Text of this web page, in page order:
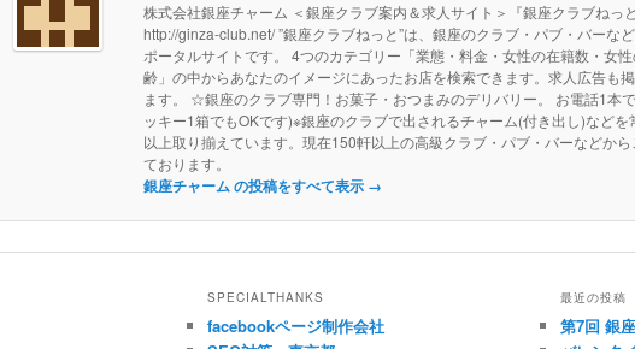
株式会社銀座チャーム ＜銀座クラブ案内＆求人サイト＞『銀座クラブねっと
http://ginza-club.net/ ”銀座クラブねっと”は、銀座のクラブ・パブ・バーな
ポータルサイトです。 4つのカテゴリー「業態・料金・女性の在籍数・女
齢」の中からあなたのイメージにあったお店を検索できます。求人広告も
ます。 ☆銀座のクラブ専門！お菓子・おつまみのデリバリー。 お電話1本
ッキー1箱でもOKです)※銀座のクラブで出されるチャーム(付き出し)など
以上取り揃えています。現在150軒以上の高級クラブ・パブ・バーなどか
ております。
銀座チャーム の投稿をすべて表示 →
SPECIALTHANKS
facebookページ制作会社
最近の投稿
第7回 銀